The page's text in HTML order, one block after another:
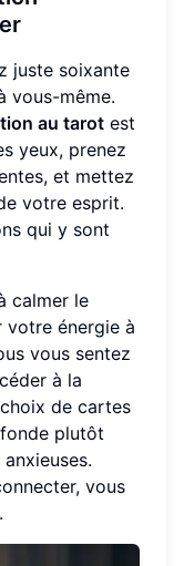
juste soixante
vous-même.
au tarot est
yeux, prenez
et mettez
votre esprit.
qui y sont
calmer le
votre énergie à
vous sentez
à la
de cartes
plutôt
vous
.